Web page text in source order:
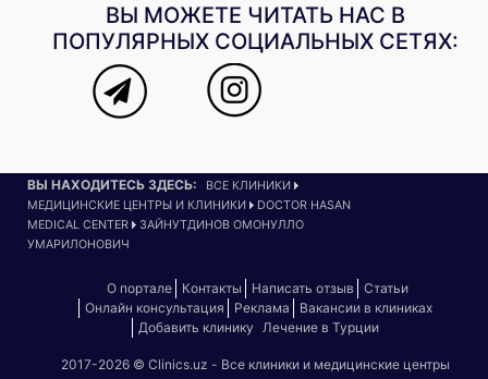
ВЫ МОЖЕТЕ ЧИТАТЬ НАС В
ПОПУЛЯРНЫХ СОЦИАЛЬНЫХ СЕТЯХ:
ВЫ НАХОДИТЕСЬ ЗДЕСЬ:
ВСЕ КЛИНИКИ
МЕДИЦИНСКИЕ ЦЕНТРЫ И КЛИНИКИ
DOCTOR HASAN
MEDICAL CENTER
ЗАЙНУТДИНОВ ОМОНУЛЛО
УМАРИЛОНОВИЧ
О портале Контакты Написать отзыв
Статьи
Онлайн консультация
Реклама
Вакансии в клиниках
Добавить клинику
Лечение в Турции
2017-2026 © Clinics.uz - Все клиники и медицинские центры